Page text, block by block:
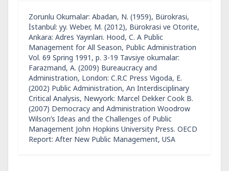
Zorunlu Okumalar: Abadan, N. (1959), Bürokrasi,
İstanbul: yy. Weber, M. (2012), Bürokrasi ve Otorite,
Ankara: Adres Yayınları. Hood, C. A Public
Management for All Season, Public Administration
Vol. 69 Spring 1991, p. 3-19 Tavsiye okumalar:
Farazmand, A. (2009) Bureaucracy and
Administration, London: C.R.C Press Vigoda, E.
(2002) Public Administration, An Interdisciplinary
Critical Analysis, Newyork: Marcel Dekker Cook B.
(2007) Democracy and Administration Woodrow
Wilson’s Ideas and the Challenges of Public
Management John Hopkins University Press. OECD
Report: After New Public Management, USA